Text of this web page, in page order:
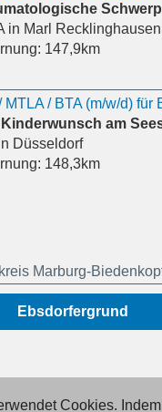
in Marl
147,9km
Kinderwunsch am
Düsseldorf
148,3km
Marburg-
Ebsdorfergrund
Cookies.